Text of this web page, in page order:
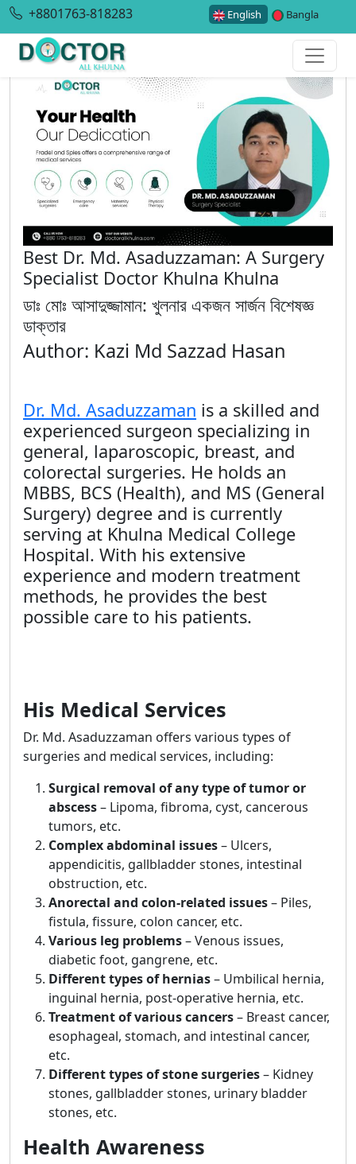
+8801763-818283 English Bangla
Best Dr. Md. Asaduzzaman: A Surgery
Specialist Doctor Khulna Khulna
ডাঃ মোঃ আসাদুজ্জামান: খুলনার একজন সার্জন বিশেষজ্ঞ
ডাক্তার
Author: Kazi Md Sazzad Hasan
Dr. Md. Asaduzzaman is a skilled and
experienced surgeon specializing in
general, laparoscopic, breast, and
colorectal surgeries. He holds an
MBBS, BCS (Health), and MS (General
Surgery) degree and is currently
serving at Khulna Medical College
Hospital. With his extensive
experience and modern treatment
methods, he provides the best
possible care to his patients.
His Medical Services
Dr. Md. Asaduzzaman offers various types of
surgeries and medical services, including:
Surgical removal of any type of tumor or
abscess– Lipoma, fibroma, cyst, cancerous
tumors, etc.
Complex abdominal issues– Ulcers,
appendicitis, gallbladder stones, intestinal
obstruction, etc.
Anorectal and colon-related issues– Piles,
fistula, fissure, colon cancer, etc.
Various leg problems– Venous issues,
diabetic foot, gangrene, etc.
Different types of hernias– Umbilical hernia,
inguinal hernia, post-operative hernia, etc.
Treatment of various cancers– Breast cancer,
esophageal, stomach, and intestinal cancer,
etc.
Different types of stone surgeries– Kidney
stones, gallbladder stones, urinary bladder
stones, etc.
Health Awareness